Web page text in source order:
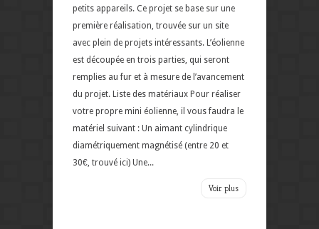
petits appareils. Ce projet se base sur une
première réalisation, trouvée sur un site
avec plein de projets intéressants. L’éolienne
est découpée en trois parties, qui seront
remplies au fur et à mesure de l’avancement
du projet. Liste des matériaux Pour réaliser
votre propre mini éolienne, il vous faudra le
matériel suivant : Un aimant cylindrique
diamétriquement magnétisé (entre 20 et
30€, trouvé ici) Une...
Voir plus